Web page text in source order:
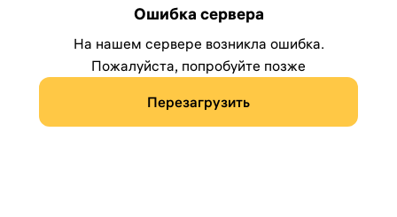
Ошибка сервера
На нашем сервере возникла ошибка.
Пожалуйста, попробуйте позже
Перезагрузить